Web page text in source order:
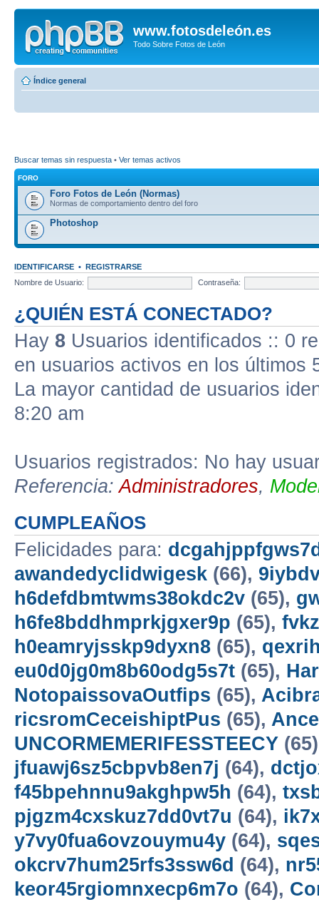
www.fotosdeleón.es
Todo Sobre Fotos de León
Índice general
Buscar temas sin respuesta • Ver temas activos
FORO
Foro Fotos de León (Normas)
Normas de comportamiento dentro del foro
Photoshop
IDENTIFICARSE • REGISTRARSE
Nombre de Usuario:
Contraseña:
¿QUIÉN ESTÁ CONECTADO?
Hay 8 Usuarios identificados :: 0
en usuarios activos en los últimos
La mayor cantidad de usuarios
8:20 am
Usuarios registrados: No hay
Referencia:Administradores,
CUMPLEAÑOS
Felicidades para:
awandedyclidwigesk (66),
h6defdbmtwms38okdc2v (65),
h6fe8bddhmprkjgxer9p (65),
h0eamryjsskp9dyxn8 (65),
eu0d0jg0m8b60odg5s7t (65),
NotopaissovaOutfips (65),
ricsromCeceishiptPus (65),
UNCORMEMERIFESSTEECY
jfuawj6sz5cbpvb8en7j (64),
f45bpehnnu9akghpw5h (64),
pjgzm4cxskuz7dd0vt7u (64),
y7vy0fua6ovzouymu4y (64),
okcrv7hum25rfs3ssw6d (64),
keor45rgiomnxecp6m7o (64),